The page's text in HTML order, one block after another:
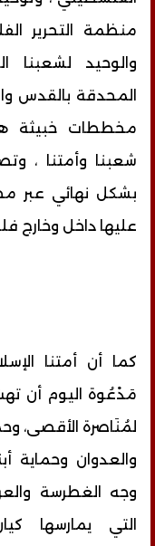
منظمة التحرير
والوحيد لشعبنا
المحدقة بالقدس
مخططات خبيثة
شعبنا وأمتنا ،
بشكل نهائي عبر
عليها داخل وخارج
كما أن أمتنا
مَدْعُوة اليوم أن
لمُنَاصرة الأقصى،
والعدوان وحماية
وجه الغطرسة
التي يمارسها